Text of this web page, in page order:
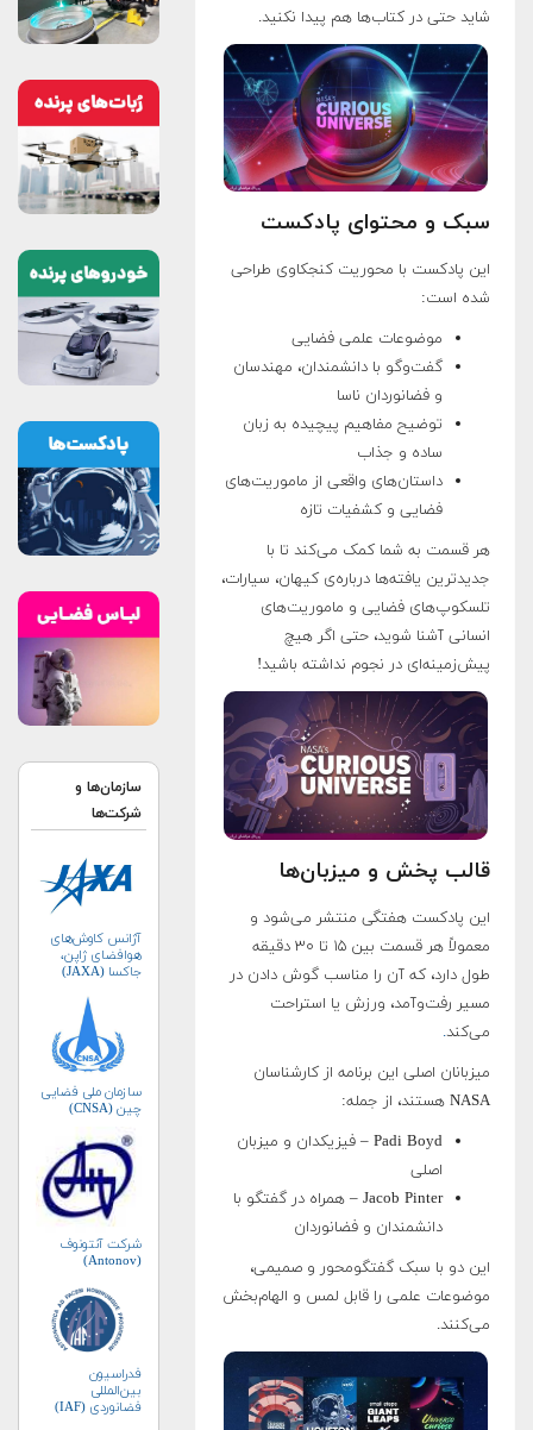
شاید حتی در کتاب‌ها هم پیدا نکنید.
سبک و محتوای پادکست
این پادکست با محوریت کنجکاوی طراحی
شده است:
موضوعات علمی فضایی
گفت‌وگو با دانشمندان، مهندسان
و فضانوردان ناسا
توضیح مفاهیم پیچیده به زبان
ساده و جذاب
داستان‌های واقعی از ماموریت‌های
فضایی و کشفیات تازه
هر قسمت به شما کمک می‌کند تا با
جدیدترین یافته‌ها درباره‌ی کیهان، سیارات،
تلسکوپ‌های فضایی و ماموریت‌های
انسانی آشنا شوید، حتی اگر هیچ
پیش‌زمینه‌ای در نجوم نداشته باشید!
قالب پخش و میزبان‌ها
این پادکست هفتگی منتشر می‌شود و
معمولاً هر قسمت بین ۱۵ تا ۳۰ دقیقه
طول دارد، که آن را مناسب گوش دادن در
مسیر رفت‌و‌آمد، ورزش یا استراحت
می‌کند.
میزبانان اصلی این برنامه از کارشناسان
NASA هستند، از جمله:
Padi Boyd – فیزیکدان و میزبان
اصلی
Jacob Pinter – همراه در گفتگو با
دانشمندان و فضانوردان
این دو با سبک گفتگو‌محور و صمیمی،
موضوعات علمی را قابل لمس و الهام‌بخش
می‌کنند.
سازمان‌ها و
شرکت‌ها
آژانس کاوش‌های
هوافضای ژاپن،
جاکسا (JAXA)
سازمان ملی فضایی
چین (CNSA)
شرکت آنتونوف
(Antonov)
فدراسیون
بین‌المللی
فضانوردی (IAF)